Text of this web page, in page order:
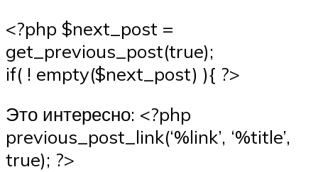
<?php $next_post =
get_previous_post(true);
if( ! empty($next_post) ){ ?>
Это интересно: <?php
previous_post_link(‘%link’, ‘%title’,
true); ?>